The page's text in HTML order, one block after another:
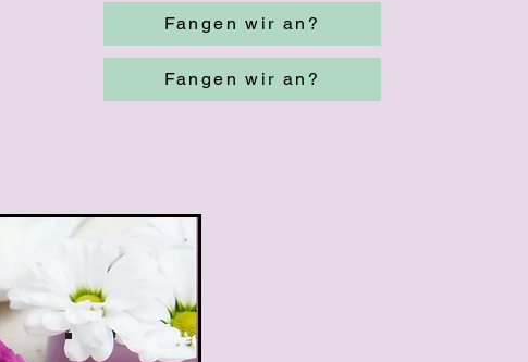
Fangen wir an?
Fangen wir an?